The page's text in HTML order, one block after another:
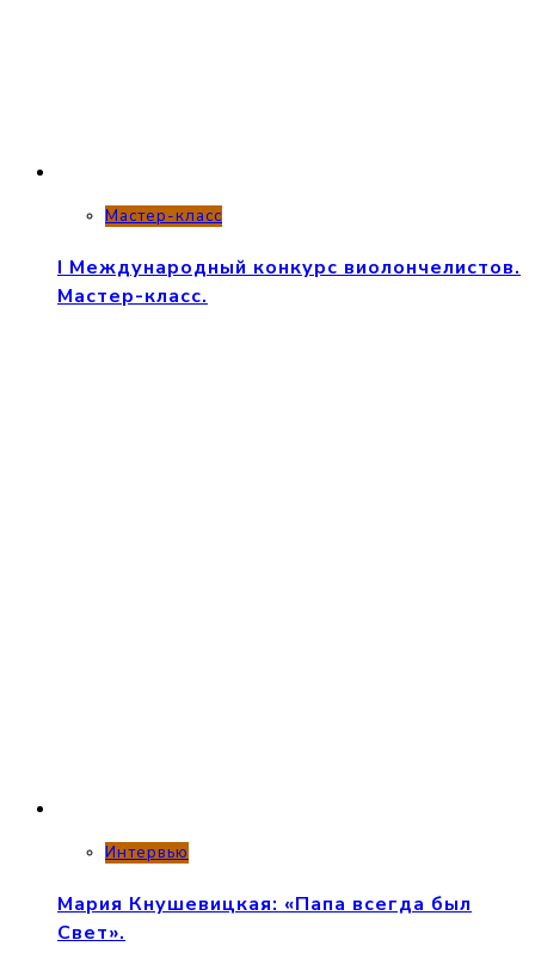
Мастер-класс
I Международный конкурс виолончелистов.
Мастер-класс.
Интервью
Мария Кнушевицкая: «Папа всегда был
Свет».